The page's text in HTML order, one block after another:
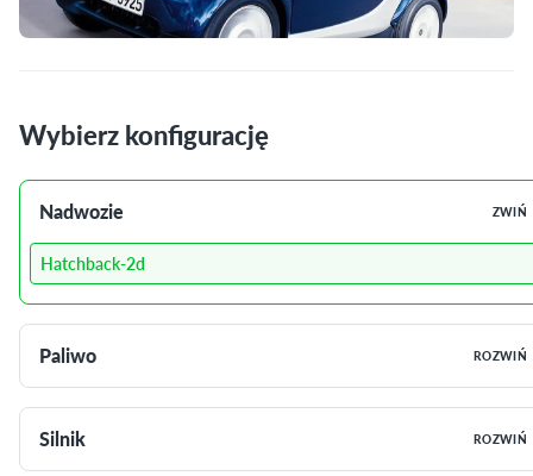
Wybierz konfigurację
Nadwozie ZWIŃ
Hatchback-2d
Paliwo ROZWIŃ
Silnik ROZWIŃ